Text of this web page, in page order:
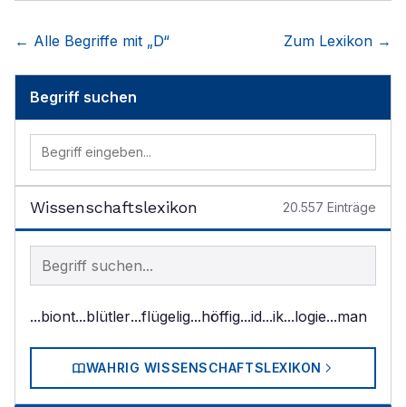
← Alle Begriffe mit „D“ Zum Lexikon →
Begriff suchen
Wissenschaftslexikon 20.557 Einträge
Begriff im Lexikon suchen
...biont...blütler...flügelig...höffig...id...ik...logie...man
WAHRIG WISSENSCHAFTSLEXIKON